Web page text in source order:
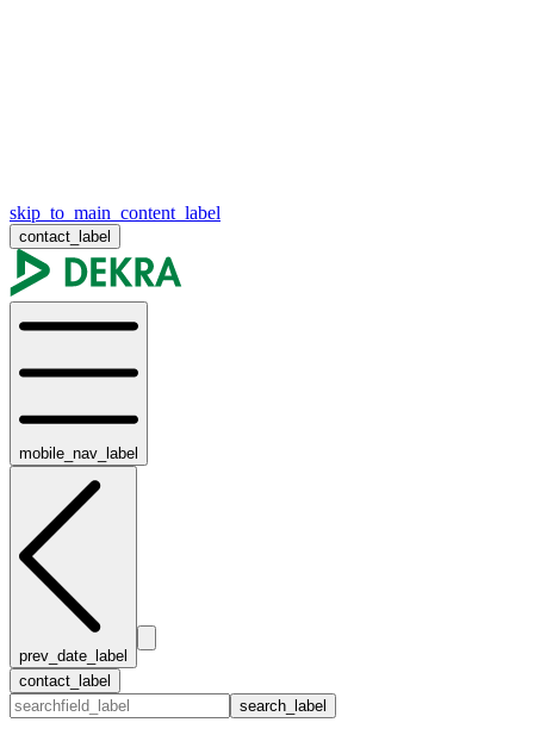
skip_to_main_content_label
contact_label
mobile_nav_label
prev_date_label
contact_label
search_label